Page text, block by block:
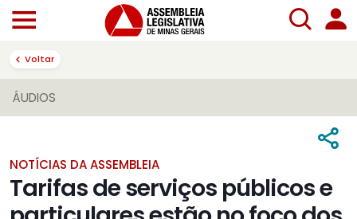
Voltar
ÁUDIOS
NOTÍCIAS DA ASSEMBLEIA
Tarifas de serviços públicos e